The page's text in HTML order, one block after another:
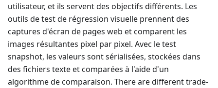
utilisateur, et ils servent des objectifs différents. Les
outils de test de régression visuelle prennent des
captures d'écran de pages web et comparent les
images résultantes pixel par pixel. Avec le test
snapshot, les valeurs sont sérialisées, stockées dans
des fichiers texte et comparées à l'aide d'un
algorithme de comparaison. There are different trade-